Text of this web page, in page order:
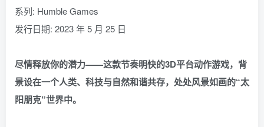
系列: Humble Games
发行日期: 2023 年 5 月 25 日
尽情释放你的潜力——这款节奏明快的3D平台动作游戏，背
景设在一个人类、科技与自然和谐共存，处处风景如画的“太
阳朋克”世界中。